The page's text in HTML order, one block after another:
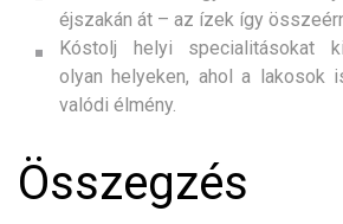
éjszakán át – az ízek így
Kóstolj helyi specialitásokat
olyan helyeken, ahol a lakosok
valódi élmény.
Összegzés